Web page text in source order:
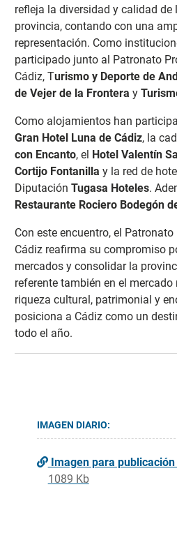
refleja la diversidad y calidad
provincia, contando con una
representación. Como
participado junto al Patronato
Cádiz, Turismo y Deporte de
de Vejer de la Frontera y
Como alojamientos han
Gran Hotel Luna de Cádiz, la
con Encanto, el Hotel Valentín
Cortijo Fontanilla y la red de
Diputación Tugasa Hoteles.
Restaurante Rociero Bodegón
Con este encuentro, el
Cádiz reafirma su compromiso
mercados y consolidar la
referente también en el
riqueza cultural, patrimonial y
posiciona a Cádiz como un
todo el año.
IMAGEN DIARIO:
Imagen para publicación
1089 Kb